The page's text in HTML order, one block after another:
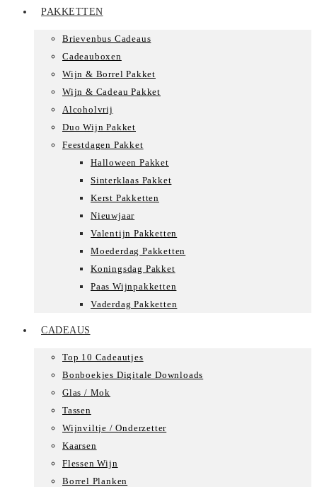
PAKKETTEN
Brievenbus Cadeaus
Cadeauboxen
Wijn & Borrel Pakket
Wijn & Cadeau Pakket
Alcoholvrij
Duo Wijn Pakket
Feestdagen Pakket
Halloween Pakket
Sinterklaas Pakket
Kerst Pakketten
Nieuwjaar
Valentijn Pakketten
Moederdag Pakketten
Koningsdag Pakket
Paas Wijnpakketten
Vaderdag Pakketten
CADEAUS
Top 10 Cadeautjes
Bonboekjes Digitale Downloads
Glas / Mok
Tassen
Wijnviltje / Onderzetter
Kaarsen
Flessen Wijn
Borrel Planken